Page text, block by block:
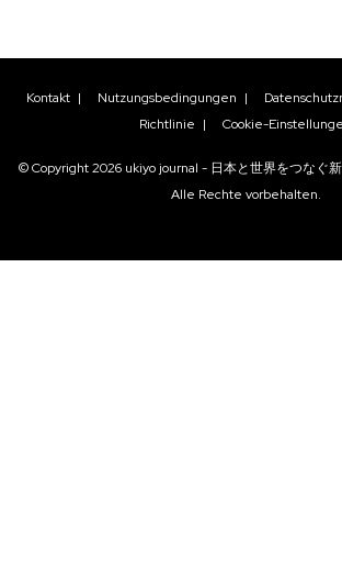
Kontakt | Nutzungsbedingungen |
Richtlinie | Cookie-
© Copyright2026 ukiyo journal - 日本と世界をつなぐ
Alle Rechte vorbehalten.